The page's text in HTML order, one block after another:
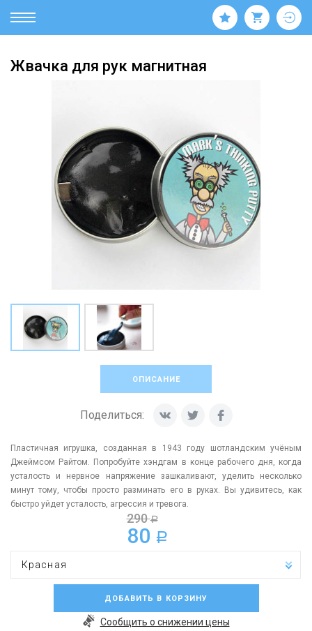
Жвачка для рук магнитная
ОПИСАНИЕ
Поделиться:
Пластичная игрушка, созданная в 1943 году шотландским учёным
Джеймсом Райтом. Попробуйте хэндгам в конце рабочего дня, когда
усталость и нервное напряжение зашкаливают, уделить несколько
минут тому, чтобы просто разминать его в руках. Вы удивитесь, как
быстро уйдет усталость, агрессия и тревога.
290a
80 a
Красная
ДОБАВИТЬ В КОРЗИНУ
Сообщить о снижении цены